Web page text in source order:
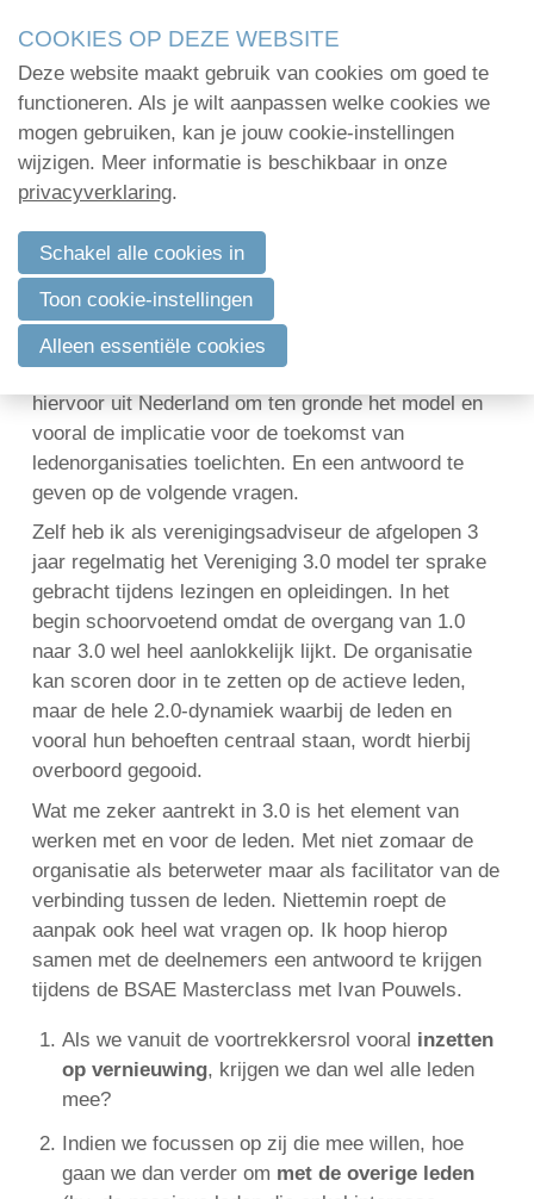
links
Jump
to
navigation
Jump
main
content
Menu
Vereniging 3.0 – echt tot op het bot!
3 september 2019 om 11:17
Op 18 juni 2019 organiseerde BSAE een exclusieve
Masterclass rond Vereniging 3.0 en
Belangenbehartiging. Niemand minder dan Ivan
Pouwels, de architect van Vereniging 3.0, komt
hiervoor uit Nederland om ten gronde het model en
vooral de implicatie voor de toekomst van
ledenorganisaties toelichten. En een antwoord te
geven op de volgende vragen.
Zelf heb ik als verenigingsadviseur de afgelopen 3
jaar regelmatig het Vereniging 3.0 model ter sprake
gebracht tijdens lezingen en opleidingen. In het
begin schoorvoetend omdat de overgang van 1.0
naar 3.0 wel heel aanlokkelijk lijkt. De organisatie
kan scoren door in te zetten op de actieve leden,
maar de hele 2.0-dynamiek waarbij de leden en
vooral hun behoeften centraal staan, wordt hierbij
overboord gegooid.
Wat me zeker aantrekt in 3.0 is het element van
werken met en voor de leden. Met niet zomaar de
organisatie als beterweter maar als facilitator van de
verbinding tussen de leden. Niettemin roept de
aanpak ook heel wat vragen op. Ik hoop hierop
samen met de deelnemers een antwoord te krijgen
tijdens de BSAE Masterclass met Ivan Pouwels.
Als we vanuit de voortrekkersrol vooral inzetten
op vernieuwing, krijgen we dan wel alle leden
mee?
Indien we focussen op zij die mee willen, hoe
gaan we dan verder om met de overige leden
Home
Administratie
Communicatie
Verenigingsadvies
Mijn deelnamecertificaten
Dag van de
bodemdeskundige
Log in
English
Français
Nederlands
COOKIES OP DEZE WEBSITE
Deze website maakt gebruik van cookies om goed te
functioneren. Als je wilt aanpassen welke cookies we
mogen gebruiken, kan je jouw cookie-instellingen
wijzigen. Meer informatie is beschikbaar in onze
privacyverklaring.
Schakel alle cookies in
Toon cookie-instellingen
Alleen essentiële cookies